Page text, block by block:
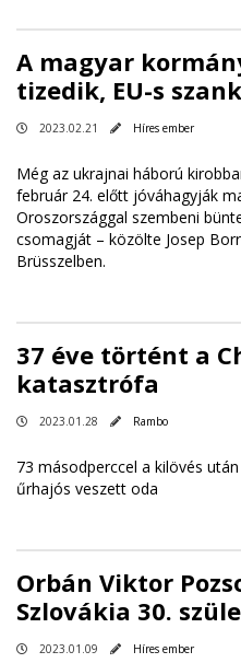
A magyar
tizedik, EU-s
2023.02.21 Híres ember
Még az ukrajnai háború
február 24. előtt jóváhagyják
Oroszországgal szembeni
csomagját – közölte Josep
Brüsszelben.
37 éve történt a
katasztrófa
2023.01.28 Rambo
73 másodperccel a kilövés
űrhajós veszett oda
Orbán Viktor
Szlovákia 30.
2023.01.09 Híres ember